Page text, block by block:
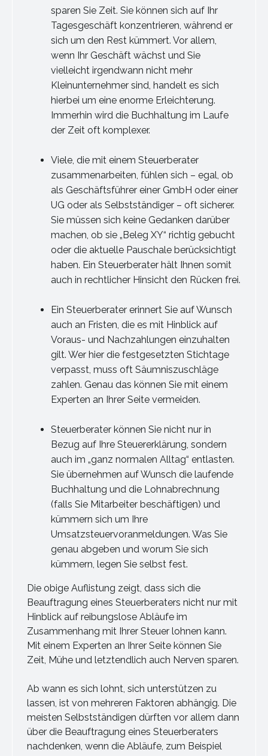
sparen Sie Zeit. Sie können sich auf Ihr
Tagesgeschäft konzentrieren, während er
sich um den Rest kümmert. Vor allem,
wenn Ihr Geschäft wächst und Sie
vielleicht irgendwann nicht mehr
Kleinunternehmer sind, handelt es sich
hierbei um eine enorme Erleichterung.
Immerhin wird die Buchhaltung im Laufe
der Zeit oft komplexer.
Viele, die mit einem Steuerberater
zusammenarbeiten, fühlen sich – egal, ob
als Geschäftsführer einer GmbH oder einer
UG oder als Selbstständiger – oft sicherer.
Sie müssen sich keine Gedanken darüber
machen, ob sie „Beleg XY“ richtig gebucht
oder die aktuelle Pauschale berücksichtigt
haben. Ein Steuerberater hält Ihnen somit
auch in rechtlicher Hinsicht den Rücken frei.
Ein Steuerberater erinnert Sie auf Wunsch
auch an Fristen, die es mit Hinblick auf
Voraus- und Nachzahlungen einzuhalten
gilt. Wer hier die festgesetzten Stichtage
verpasst, muss oft Säumniszuschläge
zahlen. Genau das können Sie mit einem
Experten an Ihrer Seite vermeiden.
Steuerberater können Sie nicht nur in
Bezug auf Ihre Steuererklärung, sondern
auch im „ganz normalen Alltag“ entlasten.
Sie übernehmen auf Wunsch die laufende
Buchhaltung und die Lohnabrechnung
(falls Sie Mitarbeiter beschäftigen) und
kümmern sich um Ihre
Umsatzsteuervoranmeldungen. Was Sie
genau abgeben und worum Sie sich
kümmern, legen Sie selbst fest.
Die obige Auflistung zeigt, dass sich die
Beauftragung eines Steuerberaters nicht nur mit
Hinblick auf reibungslose Abläufe im
Zusammenhang mit Ihrer Steuer lohnen kann.
Mit einem Experten an Ihrer Seite können Sie
Zeit, Mühe und letztendlich auch Nerven sparen.
Ab wann es sich lohnt, sich unterstützen zu
lassen, ist von mehreren Faktoren abhängig. Die
meisten Selbstständigen dürften vor allem dann
über die Beauftragung eines Steuerberaters
nachdenken, wenn die Abläufe, zum Beispiel